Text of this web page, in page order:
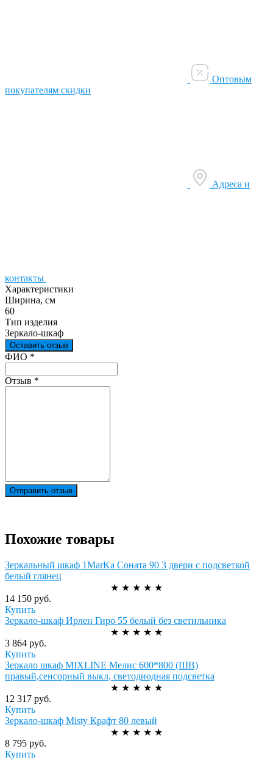
Оптовым
покупателям скидки
Адреса и
контакты
Характеристики
Ширина, см
60
Тип изделия
Зеркало-шкаф
Оставить отзыв
Ваш отзыв был отправлен!
ФИО *
Отзыв *
Отправить отзыв
Похожие товары
Зеркальный шкаф 1MarKa Соната 90 3 двери с подсветкой
белый глянец
★ ★ ★ ★ ★
14 150 руб.
Купить
Зеркало-шкаф Ирлен Гиро 55 белый без светильника
★ ★ ★ ★ ★
3 864 руб.
Купить
Зеркало шкаф MIXLINE Мелис 600*800 (ШВ)
правый,сенсорный выкл, светодиодная подсветка
★ ★ ★ ★ ★
12 317 руб.
Купить
Зеркало-шкаф Misty Крафт 80 левый
★ ★ ★ ★ ★
8 795 руб.
Купить